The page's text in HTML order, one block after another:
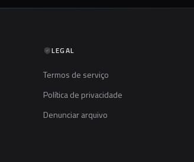
LEGAL
Termos de serviço
Política de privacidade
Denunciar arquivo